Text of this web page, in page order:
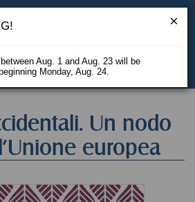
Un nodo
europea
Aug. 1 and Aug. 23 will be
Monday, Aug. 24.